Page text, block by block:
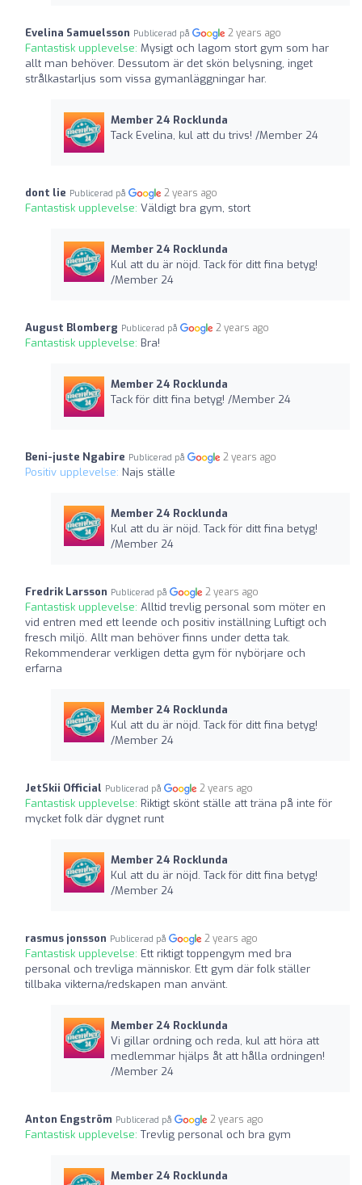
Evelina Samuelsson Publicerad på 2 years ago
Fantastisk upplevelse: Mysigt och lagom stort gym som har
allt man behöver. Dessutom är det skön belysning, inget
strålkastarljus som vissa gymanläggningar har.
Member 24 Rocklunda
Tack Evelina, kul att du trivs! /Member 24
dont lie Publicerad på 2 years ago
Fantastisk upplevelse: Väldigt bra gym, stort
Member 24 Rocklunda
Kul att du är nöjd. Tack för ditt fina betyg!
/Member 24
August Blomberg Publicerad på 2 years ago
Fantastisk upplevelse: Bra!
Member 24 Rocklunda
Tack för ditt fina betyg! /Member 24
Beni-juste Ngabire Publicerad på 2 years ago
Positiv upplevelse: Najs ställe
Member 24 Rocklunda
Kul att du är nöjd. Tack för ditt fina betyg!
/Member 24
Fredrik Larsson Publicerad på 2 years ago
Fantastisk upplevelse: Alltid trevlig personal som möter en
vid entren med ett leende och positiv inställning Luftigt och
fresch miljö. Allt man behöver finns under detta tak.
Rekommenderar verkligen detta gym för nybörjare och
erfarna
Member 24 Rocklunda
Kul att du är nöjd. Tack för ditt fina betyg!
/Member 24
JetSkii Official Publicerad på 2 years ago
Fantastisk upplevelse: Riktigt skönt ställe att träna på inte för
mycket folk där dygnet runt
Member 24 Rocklunda
Kul att du är nöjd. Tack för ditt fina betyg!
/Member 24
rasmus jonsson Publicerad på 2 years ago
Fantastisk upplevelse: Ett riktigt toppengym med bra
personal och trevliga människor. Ett gym där folk ställer
tillbaka vikterna/redskapen man använt.
Member 24 Rocklunda
Vi gillar ordning och reda, kul att höra att
medlemmar hjälps åt att hålla ordningen!
/Member 24
Anton Engström Publicerad på 2 years ago
Fantastisk upplevelse: Trevlig personal och bra gym
Member 24 Rocklunda